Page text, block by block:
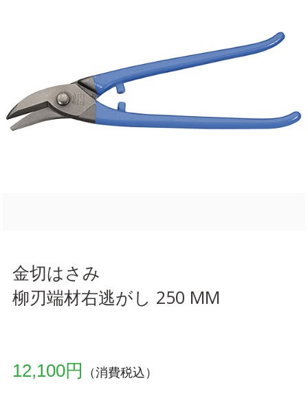
金切はさみ
柳刃端材右逃がし 250 MM
12,100円 （消費税込）